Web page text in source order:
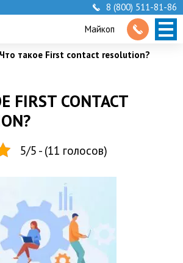
8 (800) 511-81-86
Майкоп
Что такое First contact resolution?
CONTACT
5/5 - (11 голосов)